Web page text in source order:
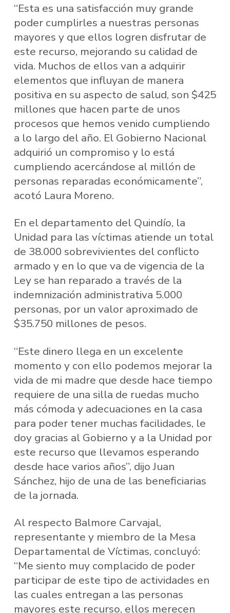
“Esta es una satisfacción muy grande
poder cumplirles a nuestras personas
mayores y que ellos logren disfrutar de
este recurso, mejorando su calidad de
vida. Muchos de ellos van a adquirir
elementos que influyan de manera
positiva en su aspecto de salud, son $425
millones que hacen parte de unos
procesos que hemos venido cumpliendo
a lo largo del año. El Gobierno Nacional
adquirió un compromiso y lo está
cumpliendo acercándose al millón de
personas reparadas económicamente”,
acotó Laura Moreno.
En el departamento del Quindío, la
Unidad para las víctimas atiende un total
de 38.000 sobrevivientes del conflicto
armado y en lo que va de vigencia de la
Ley se han reparado a través de la
indemnización administrativa 5.000
personas, por un valor aproximado de
$35.750 millones de pesos.
“Este dinero llega en un excelente
momento y con ello podemos mejorar la
vida de mi madre que desde hace tiempo
requiere de una silla de ruedas mucho
más cómoda y adecuaciones en la casa
para poder tener muchas facilidades, le
doy gracias al Gobierno y a la Unidad por
este recurso que llevamos esperando
desde hace varios años”, dijo Juan
Sánchez, hijo de una de las beneficiarias
de la jornada.
Al respecto Balmore Carvajal,
representante y miembro de la Mesa
Departamental de Víctimas, concluyó:
“Me siento muy complacido de poder
participar de este tipo de actividades en
las cuales entregan a las personas
mayores este recurso, ellos merecen